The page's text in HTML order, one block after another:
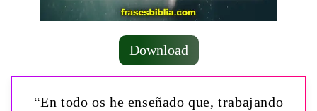
Download
“En todo os he enseñado que, trabajando